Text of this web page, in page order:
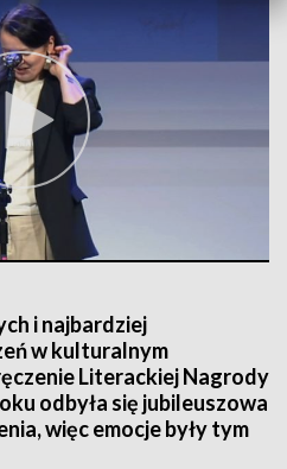
i najbardziej
w kulturalnym
Literackiej Nagrody
odbyła się jubileuszowa
więc emocje były tym